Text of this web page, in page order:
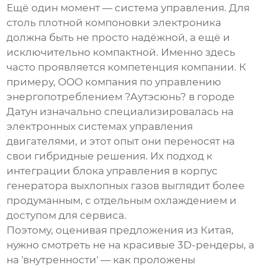
Ещё один момент — система управления. Для
столь плотной компоновки электроника
должна быть не просто надёжной, а ещё и
исключительно компактной. Именно здесь
часто проявляется компетенция компании. К
примеру, OOO компания по управлению
энергопотреблением ?Аутэсюнь? в городе
Датун изначально специализировалась на
электронных системах управления
двигателями, и этот опыт они переносят на
свои гибридные решения. Их подход к
интеграции блока управления в корпус
генератора выхлопных газов выглядит более
продуманным, с отдельным охлаждением и
доступом для сервиса.
Поэтому, оценивая предложения из Китая,
нужно смотреть не на красивые 3D-рендеры, а
на 'внутренности' — как проложены